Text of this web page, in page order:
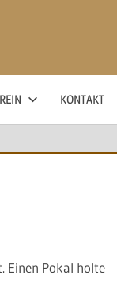
KONTAKT
Einen Pokal holte